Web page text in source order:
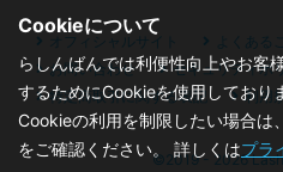
オフィシャルサイト よくある
お問い合わせ
セキュリティポ
特定商取引に関する表記
利用
©2019 - 2026
Cookieについて
らしんばんでは利便性向上やお客
するためにCookieを使用しており
Cookieの利用を制限したい場合は
をご確認ください。 詳しくはプラ